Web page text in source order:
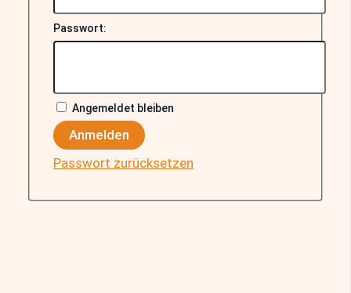
Passwort:
Angemeldet bleiben
Anmelden
Passwort zurücksetzen